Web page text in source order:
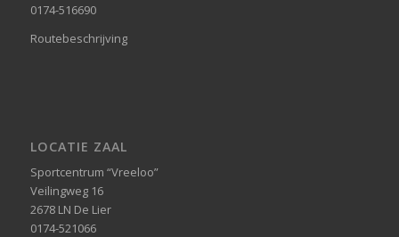
0174-516690
Routebeschrijving
LOCATIE ZAAL
Sportcentrum “Vreeloo”
Veilingweg 16
2678 LN De Lier
0174-521066